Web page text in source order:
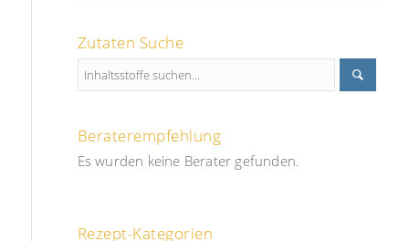
Zutaten Suche
Beraterempfehlung
Es wurden keine Berater gefunden.
Rezept-Kategorien